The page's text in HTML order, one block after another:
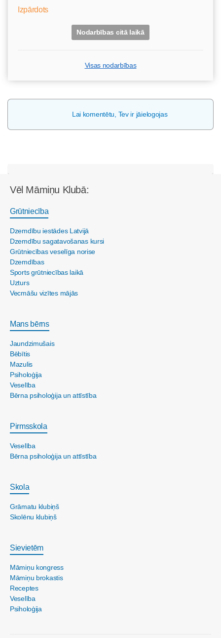
Izpārdots
Nodarbības citā laikā
Visas nodarbības
Lai komentētu, Tev ir jāielogojas
Vēl Māmiņu Klubā:
Grūtniecība
Dzemdību iestādes Latvijā
Dzemdību sagatavošanas kursi
Grūtniecības veselīga norise
Dzemdības
Sports grūtniecības laikā
Uzturs
Vecmāšu vizītes mājās
Mans bērns
Jaundzimušais
Bēbītis
Mazulis
Psiholoģija
Veselība
Bērna psiholoģija un attīstība
Pirmsskola
Veselība
Bērna psiholoģija un attīstība
Skola
Grāmatu klubiņš
Skolēnu klubiņš
Sievietēm
Māmiņu kongress
Māmiņu brokastis
Receptes
Veselība
Psiholoģija